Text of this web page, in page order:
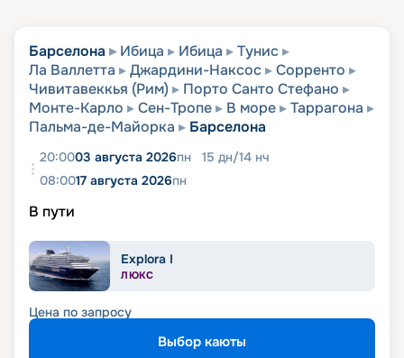
Барселона Ибица Ибица
Тунис
Ла Валлетта
Джардини-Наксос
Сорренто
Чивитавеккья (Рим)
Порто Санто Стефано
Монте-Карло
Сен-Тропе В море
Таррагона
Пальма-де-Майорка
Барселона
20:0003 августа 2026пн 15 дн/14 нч
08:0017 августа 2026пн
В пути
Explora I
ЛЮКС
Цена по запросу
Выбор каюты